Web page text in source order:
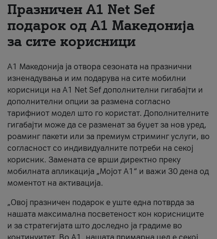
За нас
#ПодобарОнлајн
Празничен A1 Net Sеf
подарок од А1 Македонија
за сите корисници
А1 Македонија ја отвора сезоната на празнични
изненадувања и им подарува на сите мобилни
корисници на A1 Net Sef дополнителни гигабајти и
дополнителни опции за размена согласно
тарифниот модел што го користат. Дополнителните
гигабајти може да се разменат за буџет за нов уред,
роаминг пакети или за премиум стриминг услуги, во
согласност со индивидуалните потреби на секој
корисник. Замената се врши директно преку
мобилната апликација „Мојот А1“ и важи 30 дена од
моментот на активација.
„Овој празничен подарок е уште една потврда за
нашата максимална посветеност кон корисниците
и за стратегијата што доследно ја градиме во